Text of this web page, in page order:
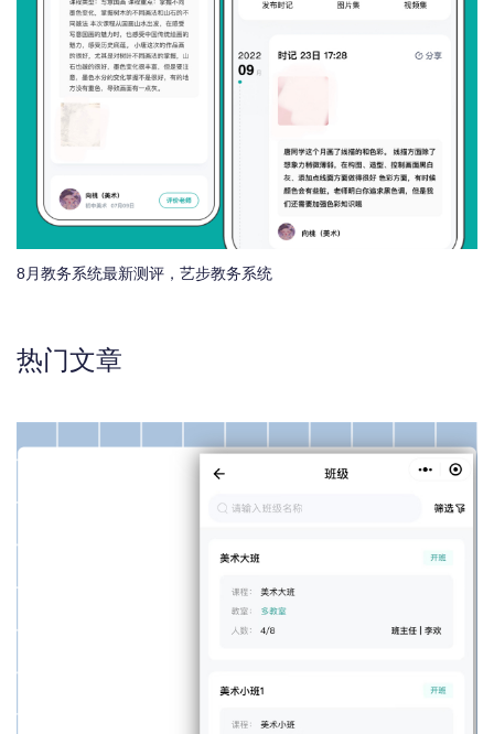
8月教务系统最新测评，艺步教务系统
热门文章